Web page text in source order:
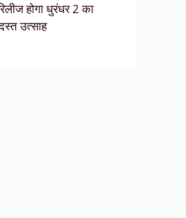
होगा धुरंधर 2 का
उत्साह